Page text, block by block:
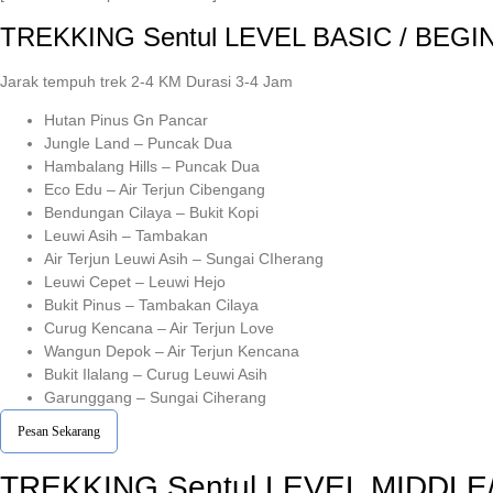
TREKKING Sentul LEVEL BASIC /
Jarak tempuh trek 2-4 KM Durasi 3-4 Jam
Hutan Pinus Gn Pancar
Jungle Land – Puncak Dua
Hambalang Hills – Puncak Dua
Eco Edu – Air Terjun Cibengang
Bendungan Cilaya – Bukit Kopi
Leuwi Asih – Tambakan
Air Terjun Leuwi Asih – Sungai CIherang
Leuwi Cepet – Leuwi Hejo
Bukit Pinus – Tambakan Cilaya
Curug Kencana – Air Terjun Love
Wangun Depok – Air Terjun Kencana
Bukit Ilalang – Curug Leuwi Asih
Garunggang – Sungai Ciherang
Pesan Sekarang